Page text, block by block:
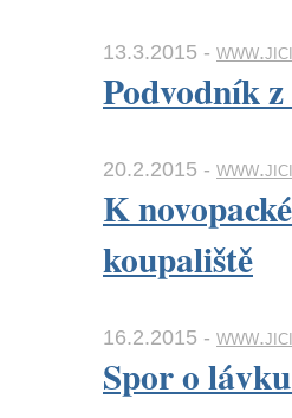
13.3.2015 -
Podvodník
20.2.2015 -
K
koupaliště
16.2.2015 -
Spor o